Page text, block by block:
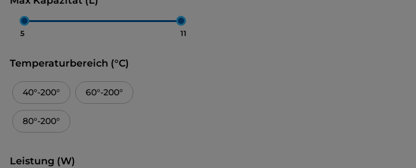
5 11
Temperaturbereich (°C)
40°-200° 60°-200°
80°-200°
Leistung (W)